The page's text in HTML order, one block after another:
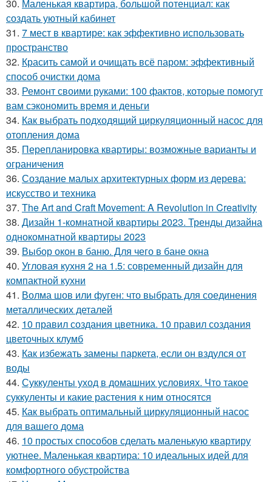
30. Маленькая квартира, большой потенциал: как
создать уютный кабинет
31. 7 мест в квартире: как эффективно использовать
пространство
32. Красить самой и очищать всё паром: эффективный
способ очистки дома
33. Ремонт своими руками: 100 фактов, которые помогут
вам сэкономить время и деньги
34. Как выбрать подходящий циркуляционный насос для
отопления дома
35. Перепланировка квартиры: возможные варианты и
ограничения
36. Создание малых архитектурных форм из дерева:
искусство и техника
37. The Art and Craft Movement: A Revolution in Creativity
38. Дизайн 1-комнатной квартиры 2023. Тренды дизайна
однокомнатной квартиры 2023
39. Выбор окон в баню. Для чего в бане окна
40. Угловая кухня 2 на 1.5: современный дизайн для
компактной кухни
41. Волма шов или фуген: что выбрать для соединения
металлических деталей
42. 10 правил создания цветника. 10 правил создания
цветочных клумб
43. Как избежать замены паркета, если он вздулся от
воды
44. Суккуленты уход в домашних условиях. Что такое
суккуленты и какие растения к ним относятся
45. Как выбрать оптимальный циркуляционный насос
для вашего дома
46. 10 простых способов сделать маленькую квартиру
уютнее. Маленькая квартира: 10 идеальных идей для
комфортного обустройства